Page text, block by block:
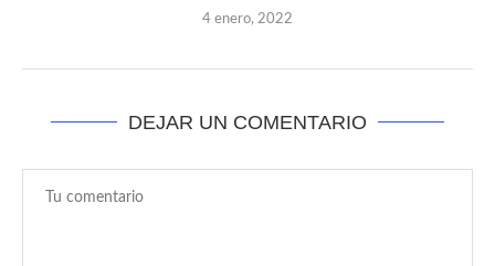
4 enero, 2022
DEJAR UN COMENTARIO